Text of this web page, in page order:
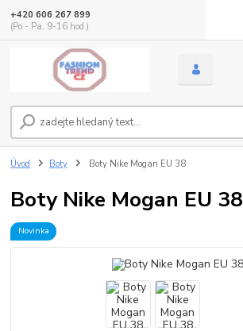
+420 606 267 899
(Po - Pa, 9-16 hod.)
Úvod Boty Boty Nike Mogan EU 38
Boty Nike Mogan EU 38
Novinka